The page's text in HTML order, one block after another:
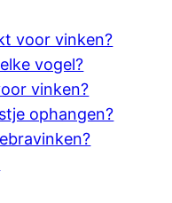
voor vinken?
vogel?
vinken?
ophangen?